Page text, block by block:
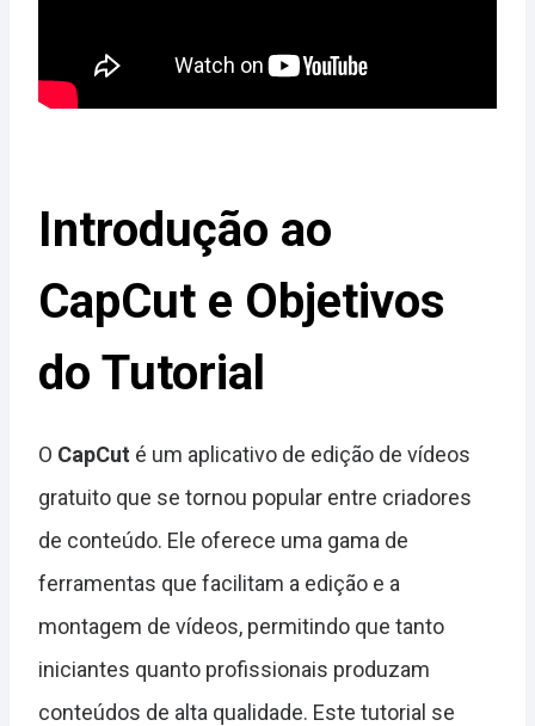
Introdução ao
CapCut e Objetivos
do Tutorial
O CapCut é um aplicativo de edição de vídeos
gratuito que se tornou popular entre criadores
de conteúdo. Ele oferece uma gama de
ferramentas que facilitam a edição e a
montagem de vídeos, permitindo que tanto
iniciantes quanto profissionais produzam
conteúdos de alta qualidade. Este tutorial se